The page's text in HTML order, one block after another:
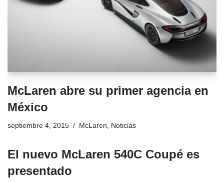
McLaren abre su primer agencia en
México
septiembre 4, 2015 McLaren Noticias
El nuevo McLaren 540C Coupé es
presentado